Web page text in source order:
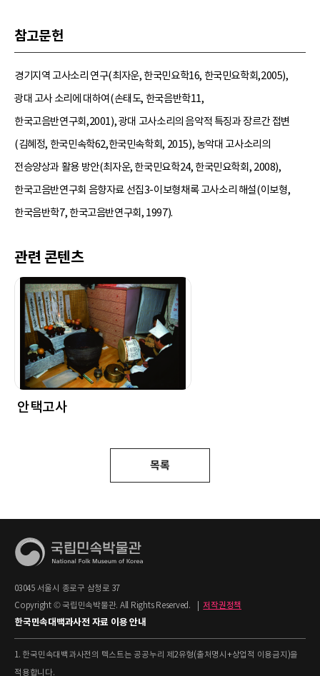
참고문헌
경기지역 고사소리 연구(최자운, 한국민요학16, 한국민요학회,2005),
광대 고사 소리에 대하여(손태도, 한국음반학11,
한국고음반연구회,2001), 광대 고사소리의 음악적 특징과 장르간 접변
(김혜정, 한국민속학62,한국민속학회, 2015), 농악대 고사소리의
전승양상과 활용 방안(최자운, 한국민요학24, 한국민요학회, 2008),
한국고음반연구회 음향자료 선집3-이보형채록 고사소리 해설(이보형,
한국음반학7, 한국고음반연구회, 1997).
관련 콘텐츠
안택고사
목록
03045 서울시 종로구 삼청로 37
Copyright © 국립민속박물관. All Rights Reserved.
저작권정책
한국민속대백과사전 자료 이용 안내
1. 한국민속대백과사전의 텍스트는 공공누리 제2유형(출처명시+상업적 이용금지)을
적용합니다.